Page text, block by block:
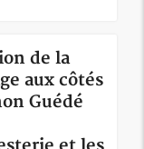
de la
aux côtés
Guédé